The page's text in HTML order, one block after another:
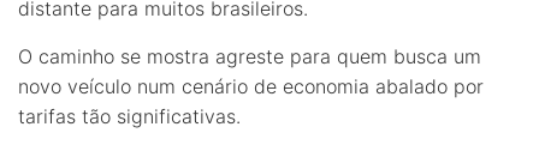
distante para muitos brasileiros.
O caminho se mostra agreste para quem busca um
novo veículo num cenário de economia abalado por
tarifas tão significativas.